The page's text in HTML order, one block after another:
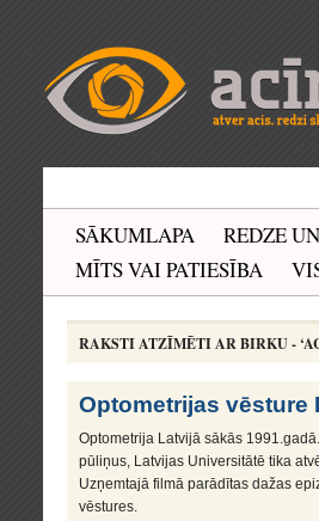
SĀKUMLAPA REDZE
MĪTS VAI PATIESĪBA
RAKSTI ATZĪMĒTI AR BIRKU -
Optometrijas vēsture
Optometrija Latvijā sākās
pūliņus, Latvijas Universitātē tika
Uzņemtajā filmā parādītas dažas
vēstures.